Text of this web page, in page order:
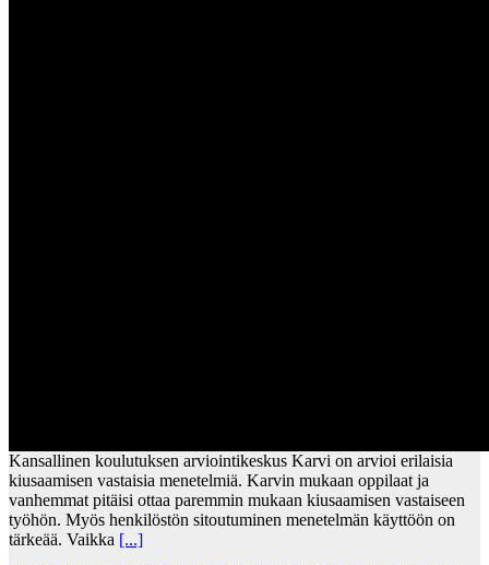
Kansallinen koulutuksen arviointikeskus Karvi on arvioi erilaisia
kiusaamisen vastaisia menetelmiä. Karvin mukaan oppilaat ja
vanhemmat pitäisi ottaa paremmin mukaan kiusaamisen vastaiseen
työhön. Myös henkilöstön sitoutuminen menetelmän käyttöön on
tärkeää. Vaikka [...]